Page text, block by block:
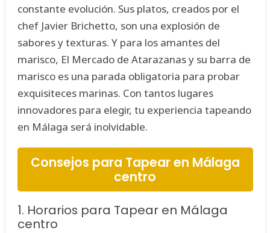
constante evolución. Sus platos, creados por el
chef Javier Brichetto, son una explosión de
sabores y texturas. Y para los amantes del
marisco, El Mercado de Atarazanas y su barra de
marisco es una parada obligatoria para probar
exquisiteces marinas. Con tantos lugares
innovadores para elegir, tu experiencia tapeando
en Málaga será inolvidable.
Consejos para Tapear en Málaga
centro
1. Horarios para Tapear en Málaga
centro